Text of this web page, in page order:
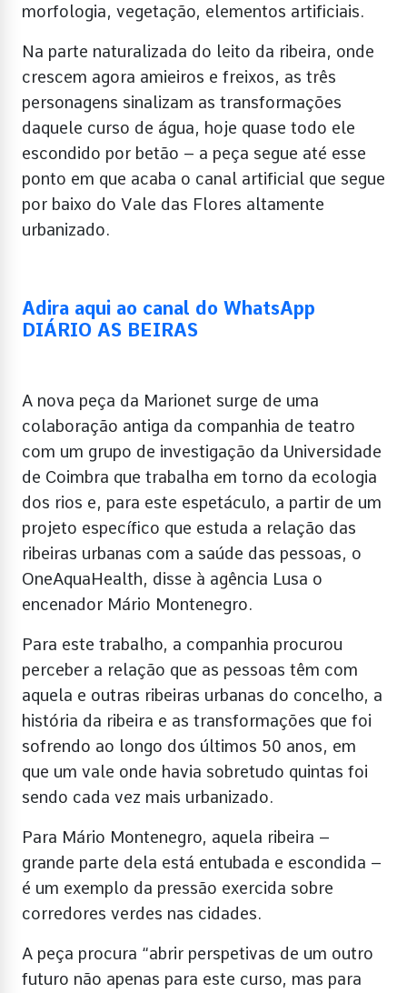
morfologia, vegetação, elementos artificiais.
Na parte naturalizada do leito da ribeira, onde
crescem agora amieiros e freixos, as três
personagens sinalizam as transformações
daquele curso de água, hoje quase todo ele
escondido por betão – a peça segue até esse
ponto em que acaba o canal artificial que segue
por baixo do Vale das Flores altamente
urbanizado.
Adira aqui ao canal do WhatsApp
DIÁRIO AS BEIRAS
A nova peça da Marionet surge de uma
colaboração antiga da companhia de teatro
com um grupo de investigação da Universidade
de Coimbra que trabalha em torno da ecologia
dos rios e, para este espetáculo, a partir de um
projeto específico que estuda a relação das
ribeiras urbanas com a saúde das pessoas, o
OneAquaHealth, disse à agência Lusa o
encenador Mário Montenegro.
Para este trabalho, a companhia procurou
perceber a relação que as pessoas têm com
aquela e outras ribeiras urbanas do concelho, a
história da ribeira e as transformações que foi
sofrendo ao longo dos últimos 50 anos, em
que um vale onde havia sobretudo quintas foi
sendo cada vez mais urbanizado.
Para Mário Montenegro, aquela ribeira –
grande parte dela está entubada e escondida –
é um exemplo da pressão exercida sobre
corredores verdes nas cidades.
A peça procura “abrir perspetivas de um outro
futuro não apenas para este curso, mas para